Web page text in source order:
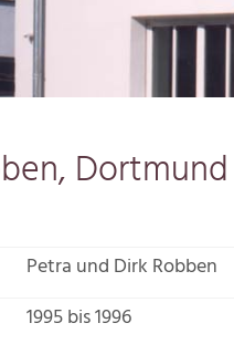
Dortmund
Petra und Dirk Robben
1995 bis 1996